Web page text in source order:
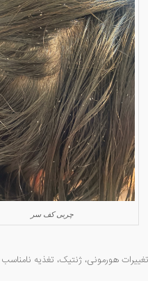
چربی کف سر
هورمونی، ژنتیک، تغذیه